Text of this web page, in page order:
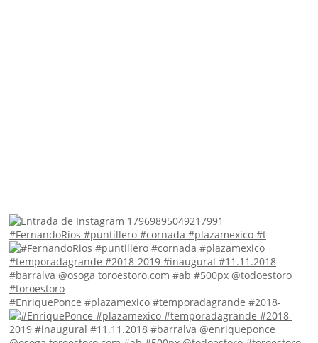
#FernandoRios #puntillero #cornada #plazamexico #t
#EnriquePonce #plazamexico #temporadagrande #2018-